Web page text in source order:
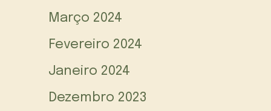
Março 2024
Fevereiro 2024
Janeiro 2024
Dezembro 2023